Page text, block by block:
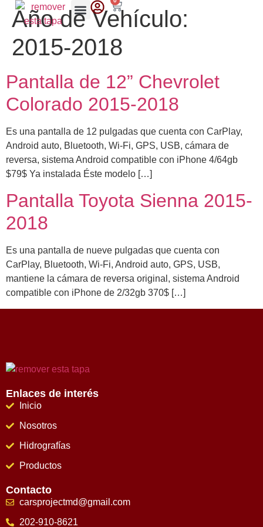
Año de Vehículo:
2015-2018
Pantalla de 12” Chevrolet
Colorado 2015-2018
Es una pantalla de 12 pulgadas que cuenta con CarPlay,
Android auto, Bluetooth, Wi-Fi, GPS, USB, cámara de
reversa, sistema Android compatible con iPhone 4/64gb
$79$ Ya instalada Éste modelo […]
Pantalla Toyota Sienna 2015-
2018
Es una pantalla de nueve pulgadas que cuenta con
CarPlay, Bluetooth, Wi-Fi, Android auto, GPS, USB,
mantiene la cámara de reversa original, sistema Android
compatible con iPhone de 2/32gb 370$ […]
Enlaces de interés
Inicio
Nosotros
Hidrografías
Productos
Contacto
carsprojectmd@gmail.com
202-910-8621